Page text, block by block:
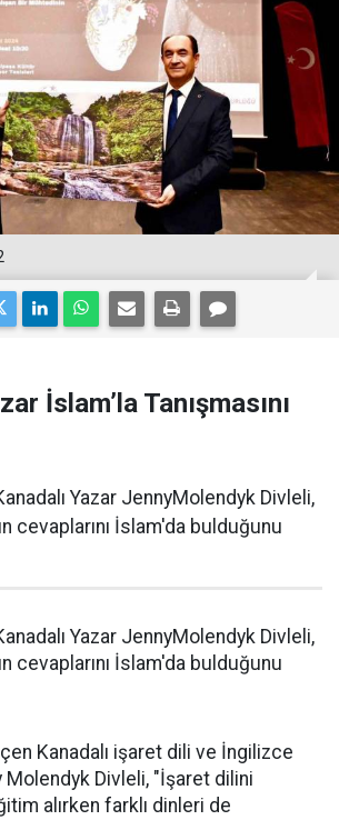
İslam’la Tanışmasını
Yazar JennyMolendyk Divleli,
cevaplarını İslam'da bulduğunu
Yazar JennyMolendyk Divleli,
cevaplarını İslam'da bulduğunu
Kanadalı işaret dili ve İngilizce
Divleli, "İşaret dilini
alırken farklı dinleri de